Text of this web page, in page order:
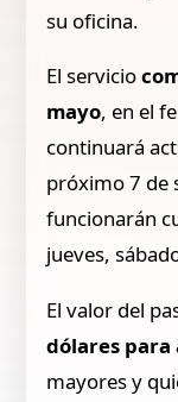
su oficina.
El servicio
mayo, en el
continuará
próximo 7 de
funcionarán
jueves,
El valor del
dólares para
mayores y